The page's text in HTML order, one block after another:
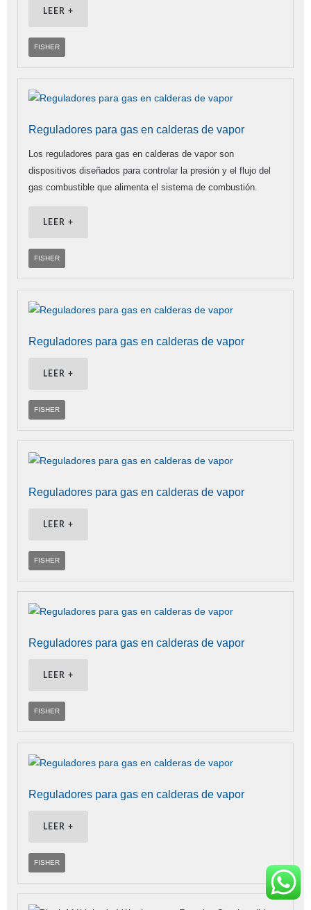
LEER +
FISHER
Reguladores para gas en calderas de vapor
Los reguladores para gas en calderas de vapor son
dispositivos diseñados para controlar la presión y el flujo del
gas combustible que alimenta el sistema de combustión.
LEER +
FISHER
Reguladores para gas en calderas de vapor
LEER +
FISHER
Reguladores para gas en calderas de vapor
LEER +
FISHER
Reguladores para gas en calderas de vapor
LEER +
FISHER
Reguladores para gas en calderas de vapor
LEER +
FISHER